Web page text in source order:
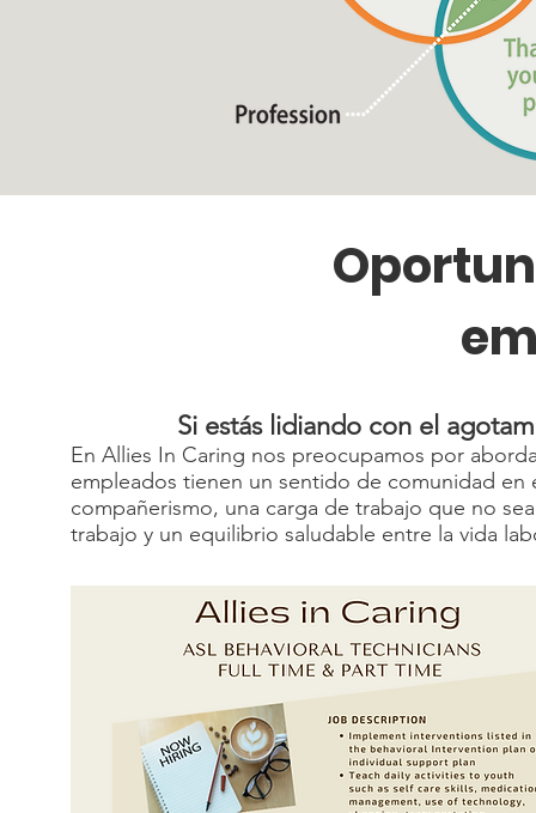
Si estás lidiando con el
En Allies In Caring nos preocupamos por
empleados tienen un sentido de comunidad
compañerismo, una carga de trabajo que no
trabajo y un equilibrio saludable entre la vida